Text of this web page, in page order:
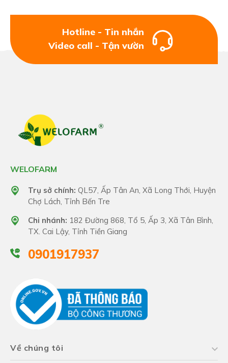
Hotline - Tin nhắn
Video call - Tận vườn
WELOFARM
Trụ sở chính: QL57, Ấp Tân An, Xã Long Thới, Huyện
Chợ Lách, Tỉnh Bến Tre
Chi nhánh: 182 Đường 868, Tổ 5, Ấp 3, Xã Tân Bình,
TX. Cai Lậy, Tỉnh Tiền Giang
0901917937
Về chúng tôi